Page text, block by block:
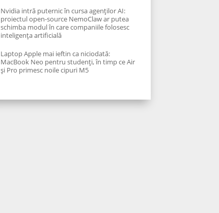
Nvidia intră puternic în cursa agenților AI:
proiectul open-source NemoClaw ar putea
schimba modul în care companiile folosesc
inteligența artificială
Laptop Apple mai ieftin ca niciodată:
MacBook Neo pentru studenți, în timp ce Air
și Pro primesc noile cipuri M5